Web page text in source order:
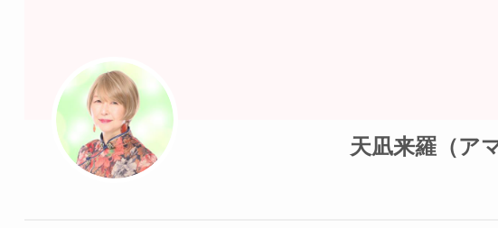
天凪来羅（ア